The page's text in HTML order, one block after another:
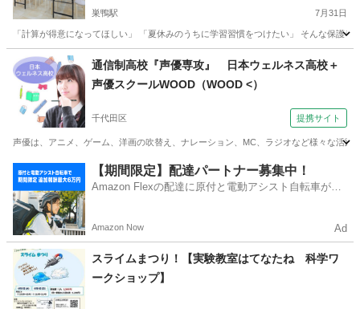
巣鴨駅 7月31日
「計算が得意になってほしい」 「夏休みのうちに学習習慣をつけたい」 そんな保護
東京 豊島区 巣鴨駅 その他 夏休み
通信制高校『声優専攻』 日本ウェルネス高校＋
声優スクールWOOD（WOOD <）
千代田区 提携サイト
声優は、アニメ、ゲーム、洋画の吹替え、ナレーション、MC、ラジオなど様々な活
その他
【期間限定】配達パートナー募集中！
Amazon Flexの配達に原付と電動アシスト自転車が登
Amazon Now Ad
スライムまつり！【実験教室はてなたね 科学ワ
ークショップ】